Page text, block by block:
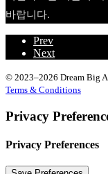
바랍니다.
Prev
Next
© 2023–2026 Dream Big
Terms & Conditions
Privacy
Privacy Preferences